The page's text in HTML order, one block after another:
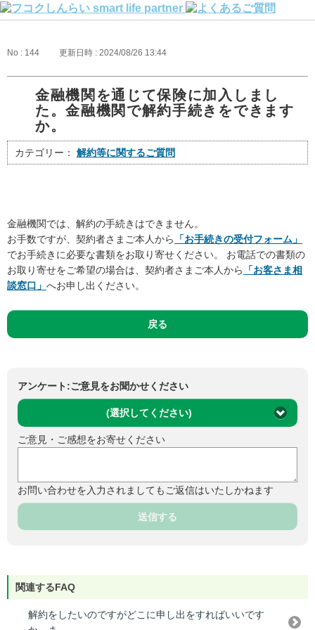
No : 144 更新日時 : 2024/08/26 13:44
金融機関を通じて保険に加入しまし
た。金融機関で解約手続きをできます
か。
カテゴリー： 解約等に関するご質問
金融機関では、解約の手続きはできません。
お手数ですが、契約者さまご本人から
「お手続きの受付フォーム」
でお手続きに必要な書類をお取り寄せください。 お電話での書類の
お取り寄せをご希望の場合は、契約者さまご本人から
「お客さま相
談窓口」 へお申し出ください。
戻る
アンケート:ご意見をお聞かせください
(選択してください)
ご意見・ご感想をお寄せください
お問い合わせを入力されましてもご返信はいたしかねます
送信する
関連するFAQ
解約をしたいのですがどこに申し出をすればいいです